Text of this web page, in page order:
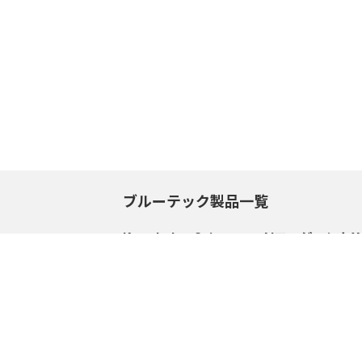
ブルーテック製品一覧
Knowledge Suite+ AIエージェントX